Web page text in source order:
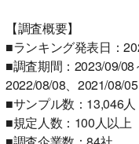
【調査概要】
■ランキング発表日：
■調査期間：2023/09/08
2022/08/08、2021/08/
■サンプル数：13,046人
■規定人数：100人以上